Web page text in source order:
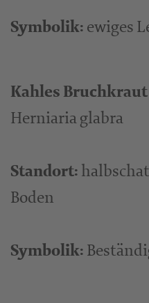
Symbolik:ewiges
Kahles Bruchkraut
Herniaria glabra
Standort:
Boden
Symbolik: